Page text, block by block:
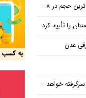
در ۸ ماه اخیر
را تأیید کرد
عدن
خواهد شد!